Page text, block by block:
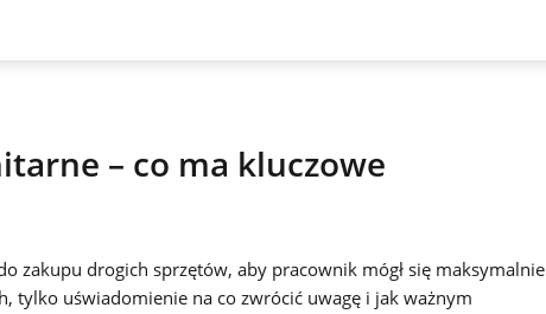
– co ma kluczowe
zakupu drogich sprzętów, aby pracownik mógł się maksymalnie
tylko uświadomienie na co zwrócić uwagę i jak ważnym